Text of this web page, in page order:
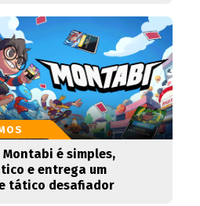
Montabi é simples,
e entrega um
tático desafiador